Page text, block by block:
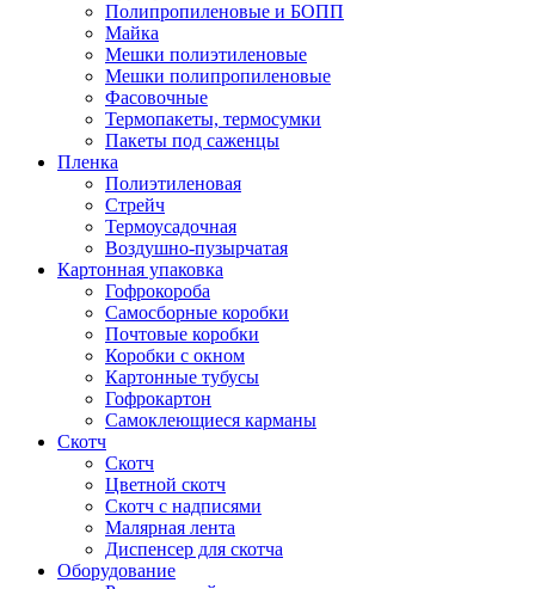
Полипропиленовые и БОПП
Майка
Мешки полиэтиленовые
Мешки полипропиленовые
Фасовочные
Термопакеты, термосумки
Пакеты под саженцы
Пленка
Полиэтиленовая
Стрейч
Термоусадочная
Воздушно-пузырчатая
Картонная упаковка
Гофрокороба
Самосборные коробки
Почтовые коробки
Коробки с окном
Картонные тубусы
Гофрокартон
Самоклеющиеся карманы
Скотч
Скотч
Цветной скотч
Скотч с надписями
Малярная лента
Диспенсер для скотча
Оборудование